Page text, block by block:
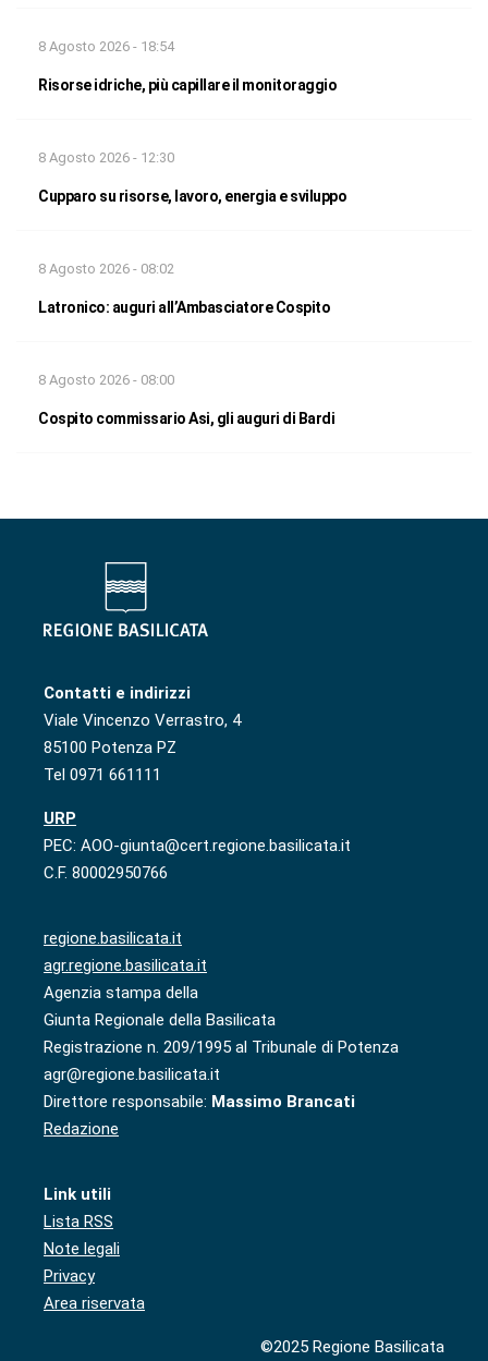
8 Agosto 2026 - 18:54
Risorse idriche, più capillare il monitoraggio
8 Agosto 2026 - 12:30
Cupparo su risorse, lavoro, energia e sviluppo
8 Agosto 2026 - 08:02
Latronico: auguri all’Ambasciatore Cospito
8 Agosto 2026 - 08:00
Cospito commissario Asi, gli auguri di Bardi
Contatti e indirizzi
Viale Vincenzo Verrastro, 4
85100 Potenza PZ
Tel 0971 661111
URP
PEC: AOO-giunta@cert.regione.basilicata.it
C.F. 80002950766
regione.basilicata.it
agr.regione.basilicata.it
Agenzia stampa della
Giunta Regionale della Basilicata
Registrazione n. 209/1995 al Tribunale di Potenza
agr@regione.basilicata.it
Direttore responsabile: Massimo Brancati
Redazione
Link utili
Lista RSS
Note legali
Privacy
Area riservata
©2025 Regione Basilicata